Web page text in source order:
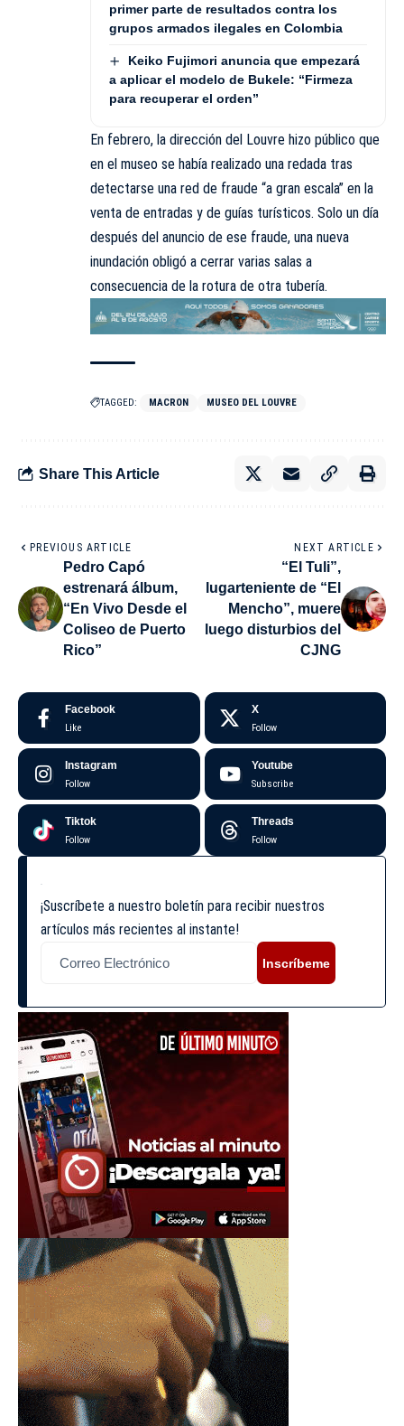
primer parte de resultados contra los
grupos armados ilegales en Colombia
Keiko Fujimori anuncia que empezará
a aplicar el modelo de Bukele: “Firmeza
para recuperar el orden”
En febrero, la dirección del Louvre hizo público que
en el museo se había realizado una redada tras
detectarse una red de fraude “a gran escala” en la
venta de entradas y de guías turísticos. Solo un día
después del anuncio de ese fraude, una nueva
inundación obligó a cerrar varias salas a
consecuencia de la rotura de otra tubería.
TAGGED: MACRON MUSEO DEL LOUVRE
Share This Article
PREVIOUS ARTICLE
Pedro Capó
estrenará álbum,
“En Vivo Desde el
Coliseo de Puerto
Rico”
NEXT ARTICLE
“El Tuli”,
lugarteniente de “El
Mencho”, muere
luego disturbios del
CJNG
Facebook
Like
X
Follow
Instagram
Follow
Youtube
Subscribe
Tiktok
Follow
Threads
Follow
¡Suscríbete a nuestro boletín para recibir nuestros
artículos más recientes al instante!
Inscríbeme